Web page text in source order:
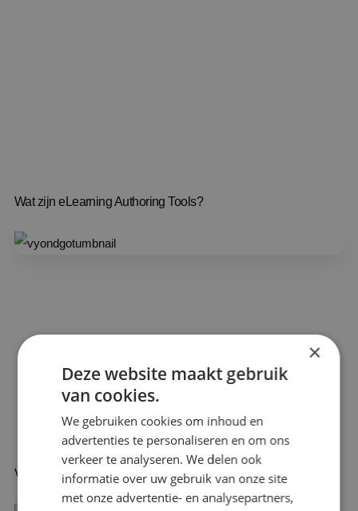
Wat zijn eLearning Authoring Tools?
Vyond lanceert Vyond GO!
×
Deze website maakt gebruik
van cookies.
We gebruiken cookies om inhoud en
advertenties te personaliseren en om ons
verkeer te analyseren. We delen ook
informatie over uw gebruik van onze site
met onze advertentie- en analysepartners,